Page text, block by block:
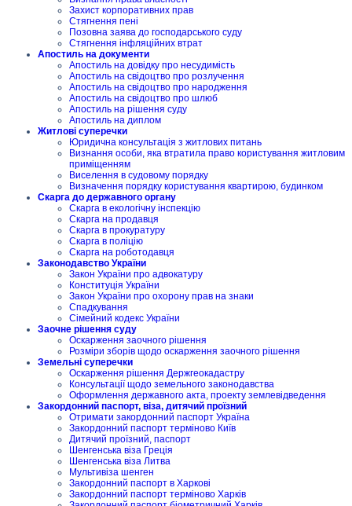
Захист корпоративних прав
Стягнення пені
Позовна заява до господарського суду
Стягнення інфляційних втрат
Апостиль на документи
Апостиль на довідку про несудимість
Апостиль на свідоцтво про розлучення
Апостиль на свідоцтво про народження
Апостиль на свідоцтво про шлюб
Апостиль на рішення суду
Апостиль на диплом
Житлові суперечки
Юридична консультація з житлових питань
Визнання особи, яка втратила право користування житловим
приміщенням
Виселення в судовому порядку
Визначення порядку користування квартирою, будинком
Скарга до державного органу
Скарга в екологічну інспекцію
Скарга на продавця
Скарга в прокуратуру
Скарга в поліцію
Скарга на роботодавця
Законодавство України
Закон України про адвокатуру
Конституція України
Закон України про охорону прав на знаки
Спадкування
Сімейний кодекс України
Заочне рішення суду
Оскарження заочного рішення
Розміри зборів щодо оскарження заочного рішення
Земельні суперечки
Оскарження рішення Держгеокадастру
Консультації щодо земельного законодавства
Оформлення державного акта, проекту землевідведення
Закордонний паспорт, віза, дитячий проїзний
Отримати закордонний паспорт Україна
Закордонний паспорт терміново Київ
Дитячий проїзний, паспорт
Шенгенська віза Греція
Шенгенська віза Литва
Мультивіза шенген
Закордонний паспорт в Харкові
Закордонний паспорт терміново Харків